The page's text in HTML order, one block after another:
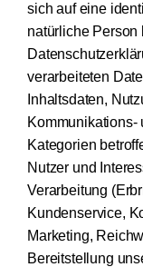
sich auf eine
natürliche
verarbeiteten
Inhaltsdaten,
Kommunikations-
Kategorien
Nutzer und
Verarbeitung
Kundenservice,
Marketing,
Bereitstellung